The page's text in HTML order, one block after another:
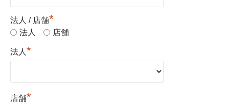
法人 / 店舗*
法人 店舗
法人 *
店舗*